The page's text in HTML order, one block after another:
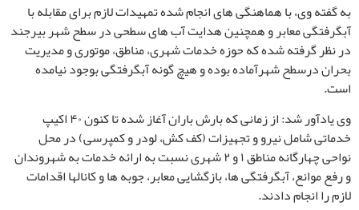
به گفته وی، با هماهنگی های انجام شده تمهیدات لازم برای مقابله با
آبگرفتگی معابر و همچنین هدایت آب های سطحی در سطح شهر بیرجند
در نظر گرفته شده که حوزه خدمات شهری، مناطق، موتوری و مدیریت
بحران درسطح شهرآماده بوده و هیچ گونه آبگرفتگی بوجود نیامده
است.
وی یادآور شد: از زمانی که بارش باران آغاز شده تا کنون ۴۰ اکیپ
خدماتی شامل نیرو و تجهیزات (کف کش، لودر و کمپرسی) در محل
نواحی چهارگانه مناطق ۱ و ۲ شهری نسبت به ارائه خدمات به شهروندان
و رفع موانع، آبگرفتگی ها، بازگشایی معابر، جوبه ها و کانالها اقدامات
لازم را انجام دادند.